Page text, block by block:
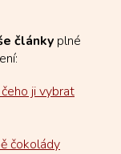
články plné
ji vybrat
čokolády